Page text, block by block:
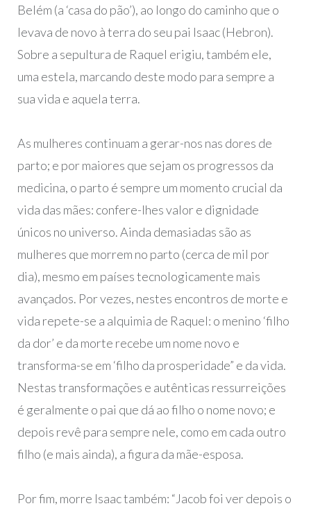
Belém (a ‘casa do pão’), ao longo do caminho que o
levava de novo à terra do seu pai Isaac (Hebron).
Sobre a sepultura de Raquel erigiu, também ele,
uma estela, marcando deste modo para sempre a
sua vida e aquela terra.
As mulheres continuam a gerar-nos nas dores de
parto; e por maiores que sejam os progressos da
medicina, o parto é sempre um momento crucial da
vida das mães: confere-lhes valor e dignidade
únicos no universo. Ainda demasiadas são as
mulheres que morrem no parto (cerca de mil por
dia), mesmo em países tecnologicamente mais
avançados. Por vezes, nestes encontros de morte e
vida repete-se a alquimia de Raquel: o menino ‘filho
da dor’ e da morte recebe um nome novo e
transforma-se em ‘filho da prosperidade” e da vida.
Nestas transformações e autênticas ressurreições
é geralmente o pai que dá ao filho o nome novo; e
depois revê para sempre nele, como em cada outro
filho (e mais ainda), a figura da mãe-esposa.
Por fim, morre Isaac também: “Jacob foi ver depois o